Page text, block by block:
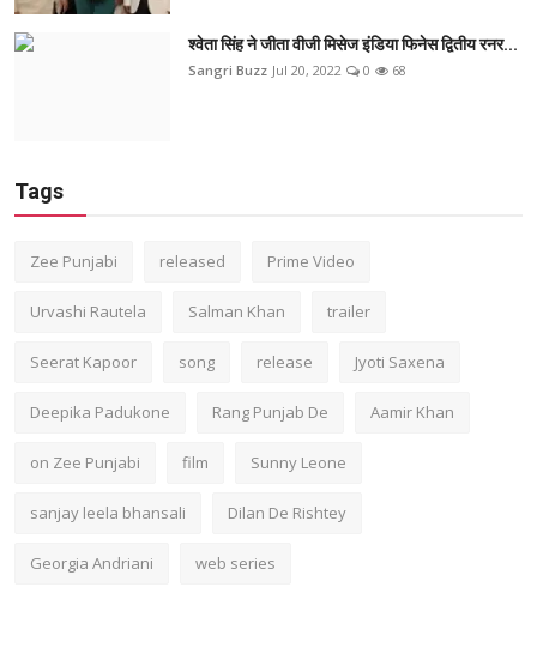
श्वेता सिंह ने जीता वीजी मिसेज इंडिया फिनेस द्वितीय रनर...
Sangri Buzz Jul 20, 2022 0 68
Tags
Zee Punjabi released Prime Video
Urvashi Rautela Salman Khan trailer
Seerat Kapoor song release Jyoti Saxena
Deepika Padukone Rang Punjab De Aamir Khan
on Zee Punjabi film Sunny Leone
sanjay leela bhansali Dilan De Rishtey
Georgia Andriani web series